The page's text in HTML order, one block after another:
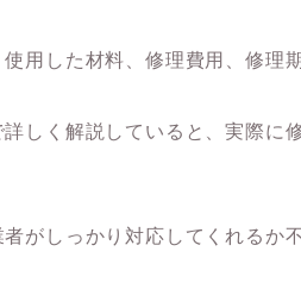
使用した材料、修理費用、修理
しく解説していると、実際に
がしっかり対応してくれるか